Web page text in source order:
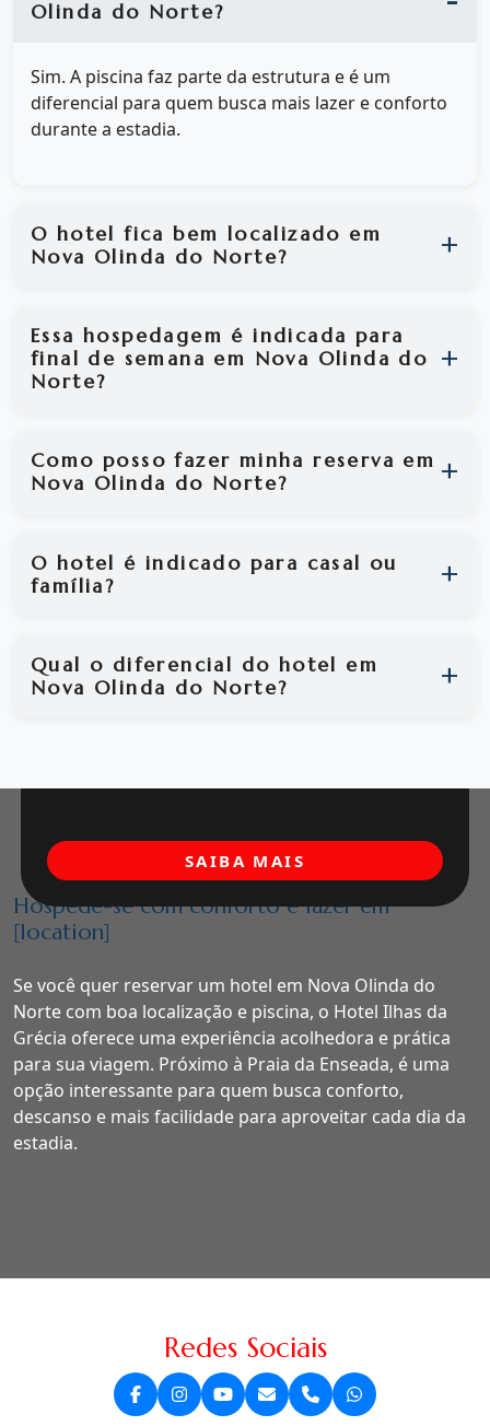
Olinda do Norte?
Sim. A piscina faz parte da estrutura e é um
diferencial para quem busca mais lazer e conforto
durante a estadia.
O hotel fica bem localizado em
Nova Olinda do Norte?
Essa hospedagem é indicada para
final de semana em Nova Olinda do
Norte?
Como posso fazer minha reserva em
Nova Olinda do Norte?
O hotel é indicado para casal ou
família?
Qual o diferencial do hotel em
Nova Olinda do Norte?
Hospede-se com conforto e lazer em
[location]
Se você quer reservar um hotel em Nova Olinda do
Norte com boa localização e piscina, o Hotel Ilhas da
Grécia oferece uma experiência acolhedora e prática
para sua viagem. Próximo à Praia da Enseada, é uma
opção interessante para quem busca conforto,
descanso e mais facilidade para aproveitar cada dia da
estadia.
SAIBA MAIS
Redes Sociais